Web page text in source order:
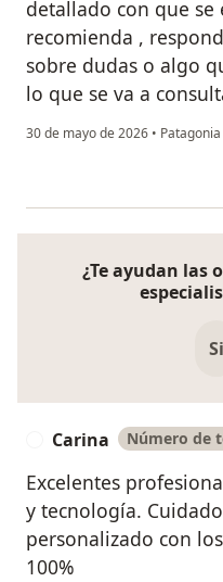
detallado con que se
recomienda ,
sobre dudas o algo
lo que se va a
30 de mayo de 2026 •
¿Te ayudan las
Si
Carina Número de
Excelentes
y tecnología.
personalizado con
100%